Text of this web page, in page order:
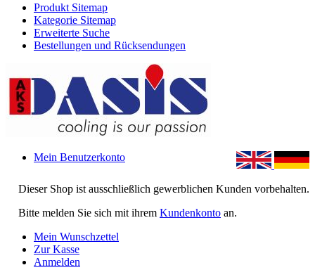
Produkt Sitemap
Kategorie Sitemap
Erweiterte Suche
Bestellungen und Rücksendungen
Dieser Shop ist ausschließlich gewerblichen Kunden vorbehalten.
Bitte melden Sie sich mit ihrem Kundenkonto an.
Mein Benutzerkonto
Mein Wunschzettel
Zur Kasse
Anmelden